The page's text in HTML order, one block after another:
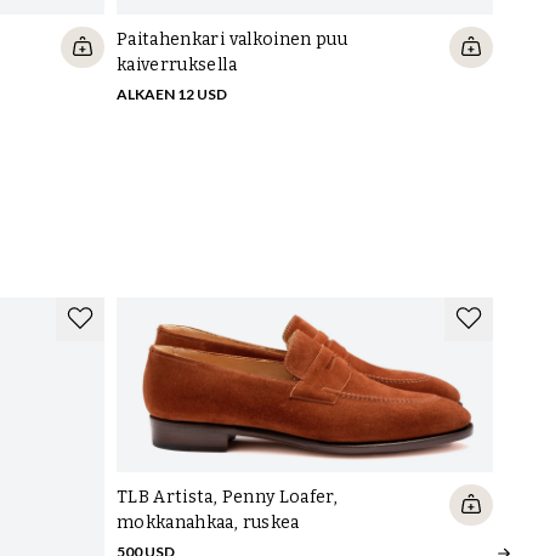
Paitahenkari valkoinen puu
kaiverruksella
ALKAEN 12 USD
TLB Artista, Penny Loafer,
mokkanahkaa, ruskea
500 USD